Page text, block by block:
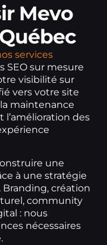
Mevo
services
SEO sur mesure
visibilité sur
vers votre site
maintenance
l’amélioration des
une
à une stratégie
création
community
: nous
nécessaires